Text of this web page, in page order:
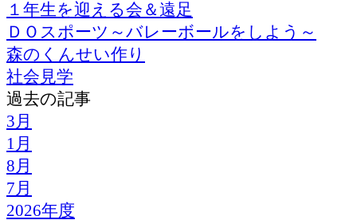
１年生を迎える会＆遠足
ＤＯスポーツ～バレーボールをしよう～
森のくんせい作り
社会見学
過去の記事
3月
1月
8月
7月
2026年度